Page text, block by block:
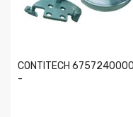
CONTITECH 6757240000
-